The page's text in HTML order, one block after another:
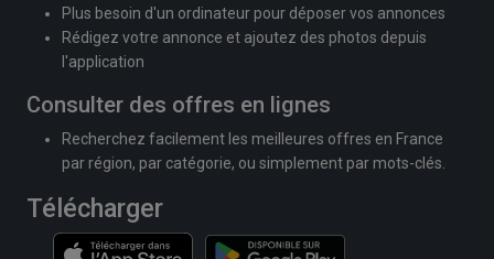
Plus besoin d'un ordinateur pour déposer vos annonces
Rédigez votre annonce et ajoutez des photos depuis
l'application
Consulter des offres en lignes
Recherchez facilement les meilleures offres en France
par région, par catégorie, ou simplement par mots-clés.
Télécharger